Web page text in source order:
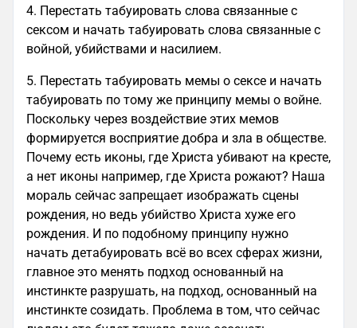
4. Перестать табуировать слова связанные с
сексом и начать табуировать слова связанные с
войной, убийствами и насилием.
5. Перестать табуировать мемы о сексе и начать
табуировать по тому же принципу мемы о войне.
Поскольку через воздействие этих мемов
формируется восприятие добра и зла в обществе.
Почему есть иконы, где Христа убивают на кресте,
а нет иконы например, где Христа рожают? Наша
мораль сейчас запрещает изображать сцены
рождения, но ведь убийство Христа хуже его
рождения. И по подобному принципу нужно
начать детабуировать всё во всех сферах жизни,
главное это менять подход основанный на
инстинкте разрушать, на подход, основанный на
инстинкте созидать. Проблема в том, что сейчас